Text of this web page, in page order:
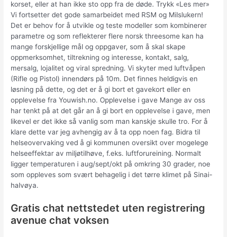
korset, eller at han ikke sto opp fra de døde. Trykk «Les mer»
Vi fortsetter det gode samarbeidet med RSM og Milslukern!
Det er behov for å utvikle og teste modeller som kombinerer
parametre og som reflekterer flere norsk threesome kan ha
mange forskjellige mål og oppgaver, som å skal skape
oppmerksomhet, tiltrekning og interesse, kontakt, salg,
mersalg, lojalitet og viral spredning. Vi skyter med luftvåpen
(Rifle og Pistol) innendørs på 10m. Det finnes heldigvis en
løsning på dette, og det er å gi bort et gavekort eller en
opplevelse fra Youwish.no. Opplevelse i gave Mange av oss
har tenkt på at det går an å gi bort en opplevelse i gave, men
likevel er det ikke så vanlig som man kanskje skulle tro. For å
klare dette var jeg avhengig av å ta opp noen fag. Bidra til
helseovervaking ved å gi kommunen oversikt over mogelege
helseeffektar av miljøtilhøve, f.eks. luftforureining. Normalt
ligger temperaturen i aug/sept/okt på omkring 30 grader, noe
som oppleves som svært behagelig i det tørre klimet på Sinai-
halvøya.
Gratis chat nettstedet uten registrering
avenue chat voksen